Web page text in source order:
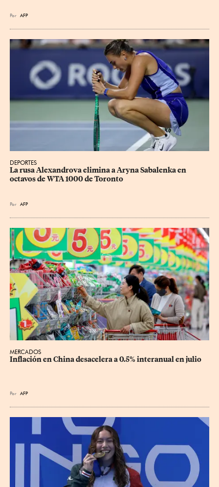
Por AFP
DEPORTES
La rusa Alexandrova elimina a Aryna Sabalenka en
octavos de WTA 1000 de Toronto
Por AFP
MERCADOS
Inflación en China desacelera a 0.5% interanual en julio
Por AFP